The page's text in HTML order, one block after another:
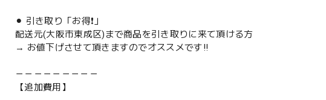
⚫︎ 引き取り「お得❗️」
配送元(大阪市東成区)まで商品を引き取りに来て頂ける方
→ お値下げさせて頂きますのでオススメです‼️
－－－－－－－－－
【追加費用】